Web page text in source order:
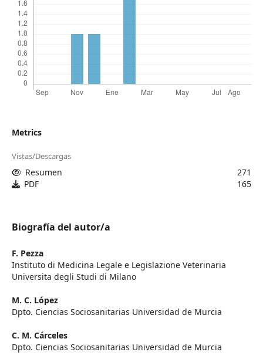
Metrics
Vistas/Descargas
Resumen
271
PDF
165
Biografía del autor/a
F. Pezza
Instituto di Medicina Legale e Legislazione Veterinaria
Universita degli Studi di Milano
M. C. López
Dpto. Ciencias Sociosanitarias Universidad de Murcia
C. M. Cárceles
Dpto. Ciencias Sociosanitarias Universidad de Murcia